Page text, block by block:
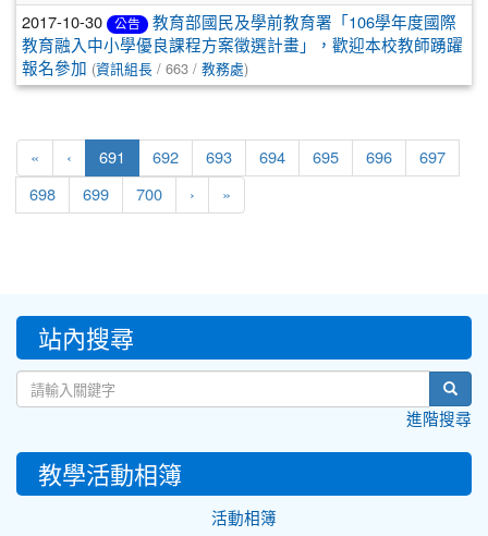
2017-10-30 公告
教育部國民及學前教育署「106學年度國際
教育融入中小學優良課程方案徵選計畫」，歡迎本校教師踴躍
報名參加 (資訊組長 / 663 / 教務處)
« ‹ 691 (current)
692 693 694 695 696 697
698 699 700 › »
::: 站內搜尋
進階搜尋
教學活動相簿
活動相簿